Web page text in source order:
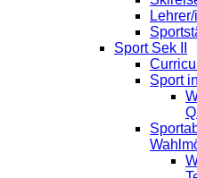
Sport Sek II
Sport